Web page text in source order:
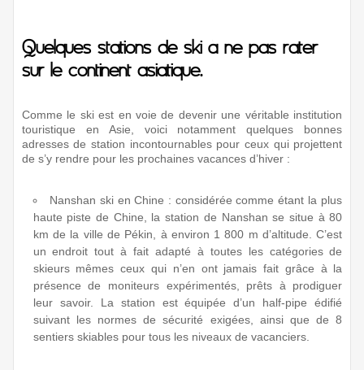
Quelques stations de ski à ne pas rater
sur le continent asiatique.
Comme le ski est en voie de devenir une véritable institution
touristique en Asie, voici notamment quelques bonnes
adresses de station incontournables pour ceux qui projettent
de s’y rendre pour les prochaines vacances d’hiver :
Nanshan ski en Chine : considérée comme étant la plus
haute piste de Chine, la station de Nanshan se situe à 80
km de la ville de Pékin, à environ 1 800 m d’altitude. C’est
un endroit tout à fait adapté à toutes les catégories de
skieurs mêmes ceux qui n’en ont jamais fait grâce à la
présence de moniteurs expérimentés, prêts à prodiguer
leur savoir. La station est équipée d’un half-pipe édifié
suivant les normes de sécurité exigées, ainsi que de 8
sentiers skiables pour tous les niveaux de vacanciers.